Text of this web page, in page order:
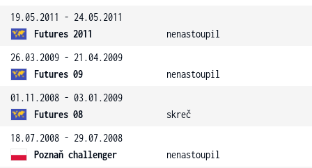
19.05.2011 - 24.05.2011
Futures 2011
nenastoupil
26.03.2009 - 21.04.2009
Futures 09
nenastoupil
01.11.2008 - 03.01.2009
Futures 08
skreč
18.07.2008 - 29.07.2008
Poznaň challenger
nenastoupil